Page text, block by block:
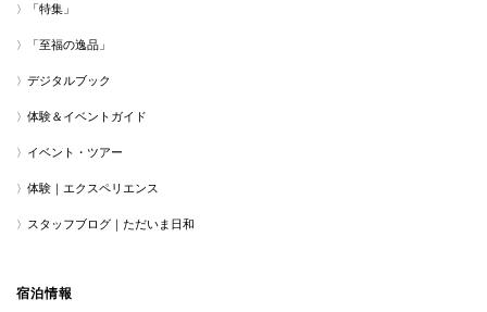
「特集」
「至福の逸品」
デジタルブック
体験＆イベントガイド
イベント・ツアー
体験｜エクスペリエンス
スタッフブログ｜ただいま日和
宿泊情報